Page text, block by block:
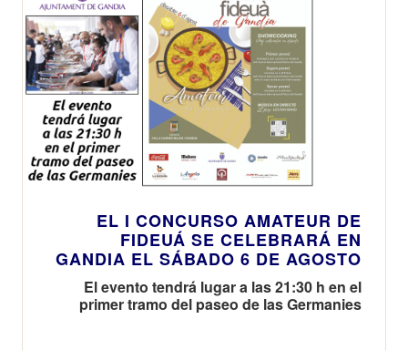
EL I CONCURSO AMATEUR DE
FIDEUÁ SE CELEBRARÁ EN
GANDIA EL SÁBADO 6 DE AGOSTO
El evento tendrá lugar a las 21:30 h en el
primer tramo del paseo de las Germanies